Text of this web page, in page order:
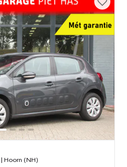
| Hoorn (NH)